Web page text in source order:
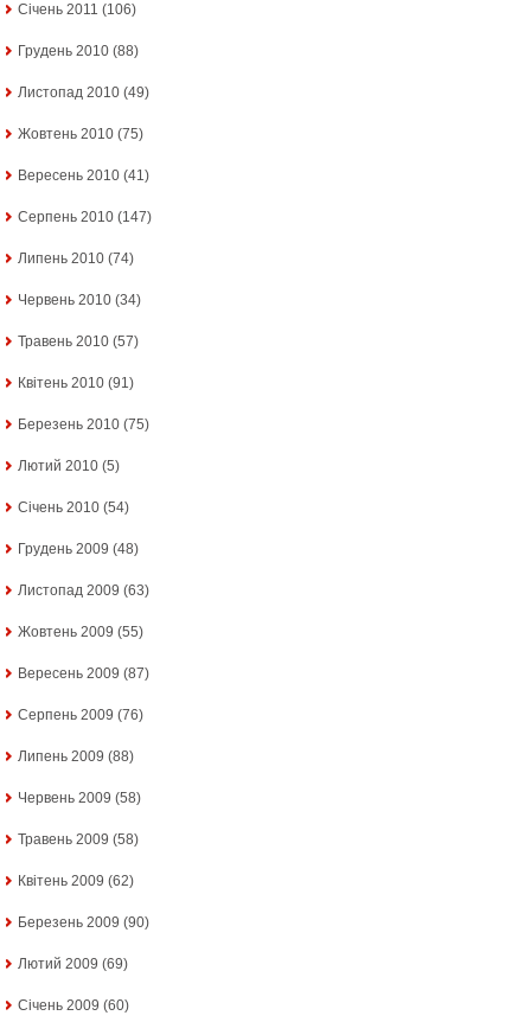
Січень 2011 (106)
Грудень 2010 (88)
Листопад 2010 (49)
Жовтень 2010 (75)
Вересень 2010 (41)
Серпень 2010 (147)
Липень 2010 (74)
Червень 2010 (34)
Травень 2010 (57)
Квітень 2010 (91)
Березень 2010 (75)
Лютий 2010 (5)
Січень 2010 (54)
Грудень 2009 (48)
Листопад 2009 (63)
Жовтень 2009 (55)
Вересень 2009 (87)
Серпень 2009 (76)
Липень 2009 (88)
Червень 2009 (58)
Травень 2009 (58)
Квітень 2009 (62)
Березень 2009 (90)
Лютий 2009 (69)
Січень 2009 (60)